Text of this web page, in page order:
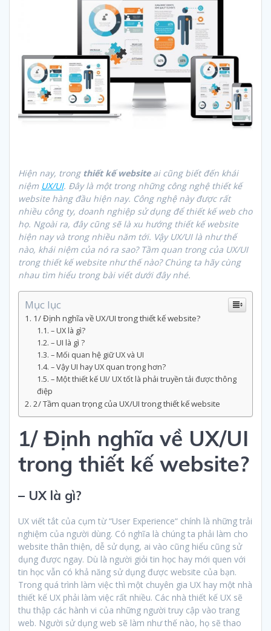
Hiện nay, trong thiết kế websiteai cũng biết đến khái
niệm UX/UI. Đây là một trong những công nghệ thiết kế
website hàng đầu hiện nay. Công nghệ này được rất
nhiều công ty, doanh nghiệp sử dụng để thiết kế web cho
họ. Ngoài ra, đây cũng sẽ là xu hướng thiết kế website
hiện nay và trong nhiều năm tới. Vậy UX/UI là như thế
nào, khái niệm của nó ra sao? Tầm quan trong của UX/UI
trong thiết kế website như thế nào? Chúng ta hãy cùng
nhau tìm hiểu trong bài viết dưới đây nhé.
Mục lục
1/ Định nghĩa về UX/UI trong thiết kế website?
– UX là gì?
– UI là gì ?
– Mối quan hệ giữ UX và UI
– Vậy UI hay UX quan trọng hơn?
– Một thiết kế UI/ UX tốt là phải truyền tải được thông
điệp
2/ Tầm quan trọng của UX/UI trong thiết kế website
1/ Định nghĩa về UX/UI
trong thiết kế website?
– UX là gì?
UX viết tắt của cụm từ “User Experience“ chính là những trải
nghiệm của người dùng. Có nghĩa là chúng ta phải làm cho
website thân thiện, dễ sử dụng, ai vào cũng hiểu cũng sử
dụng được ngay. Dù là người giỏi tin học hay mới quen với
tin học vẫn có khả năng sử dụng được website của bạn.
Trong quá trình làm việc thì một chuyên gia UX hay một nhà
thiết kế UX phải làm việc rất nhiều. Các nhà thiết kế UX sẽ
thu thập các hành vi của những người truy cập vào trang
web. Người sử dụng web sẽ làm như thế nào, họ sẽ thao